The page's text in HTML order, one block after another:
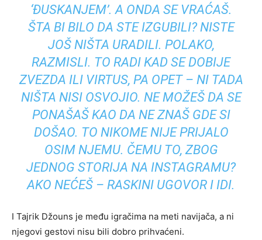
‘ĐUSKANJEM’. A ONDA SE VRAĆAŠ.
ŠTA BI BILO DA STE IZGUBILI? NISTE
JOŠ NIŠTA URADILI. POLAKO,
RAZMISLI. TO RADI KAD SE DOBIJE
ZVEZDA ILI VIRTUS, PA OPET – NI TADA
NIŠTA NISI OSVOJIO. NE MOŽEŠ DA SE
PONAŠAŠ KAO DA NE ZNAŠ GDE SI
DOŠAO. TO NIKOME NIJE PRIJALO
OSIM NJEMU. ČEMU TO, ZBOG
JEDNOG STORIJA NA INSTAGRAMU?
AKO NEĆEŠ – RASKINI UGOVOR I IDI.
I Tajrik Džouns je među igračima na meti navijača, a ni
njegovi gestovi nisu bili dobro prihvaćeni.